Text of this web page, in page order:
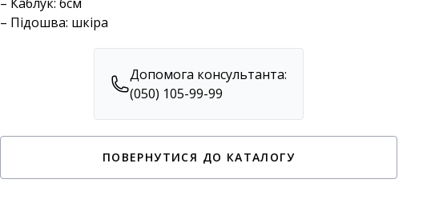
– Підошва: шкіра
Допомога консультанта:
(050) 105-99-99
ПОВЕРНУТИСЯ ДО КАТАЛОГУ